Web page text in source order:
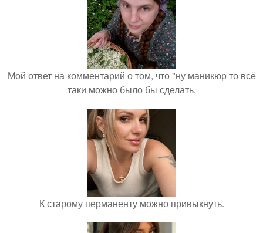
Мой ответ на комментарий о том, что "ну маникюр то всё
таки можно было бы сделать.
К старому перманенту можно привыкнуть.